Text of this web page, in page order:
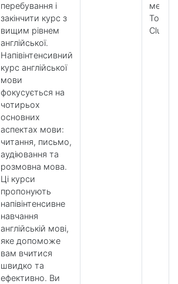
перебування і
закінчити курс з
вищим рівнем
англійської.
Напівінтенсивний
курс англійської
мови
фокусується на
чотирьох
основних
аспектах мови:
читання, письмо,
аудіювання та
розмовна мова.
Ці курси
пропонують
напівінтенсивне
навчання
англійській мові,
яке допоможе
вам вчитися
швидко та
ефективно. Ви
Tools і
Clubs